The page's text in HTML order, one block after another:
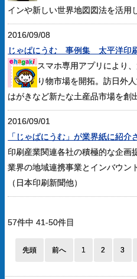
インや新しい世界地図図法を活用
2016/09/08
じゃぱにうむ 事例集 太平洋印
スマホ専用アプリにより
り物市場を開拓。訪日外
はがきなど新たな土産品市場を創
2016/09/01
「じゃぱにうむ」が業界紙に紹介
印刷産業関連各社の積極的な企画
業界の地域連携事業とインバウン
（日本印刷新聞他）
57件中 41-50件目
先頭 前へ 1 2 3